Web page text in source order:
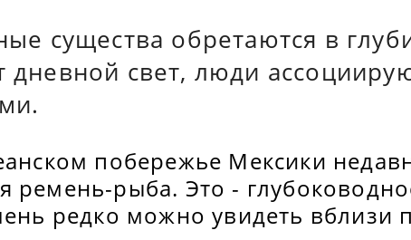
существа обретаются в
дневной свет, люди
побережье Мексики
рыба. Это -
редко можно увидеть вблизи